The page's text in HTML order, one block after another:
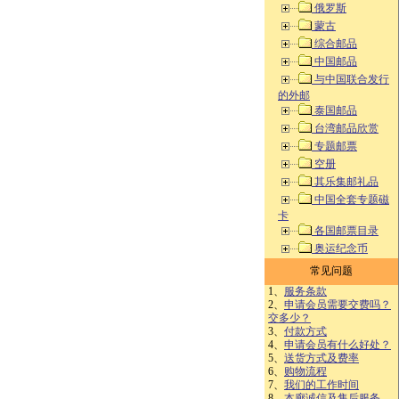
俄罗斯
蒙古
综合邮品
中国邮品
与中国联合发行
的外邮
泰国邮品
台湾邮品欣赏
专题邮票
空册
其乐集邮礼品
中国全套专题磁
卡
各国邮票目录
奥运纪念币
常见问题
1、 服务条款
2、 申请会员需要交费吗？
交多少？
3、 付款方式
4、 申请会员有什么好处？
5、 送货方式及费率
6、 购物流程
7、 我们的工作时间